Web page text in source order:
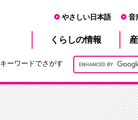
やさしい日本語 音
くらしの情報
キーワードでさがす